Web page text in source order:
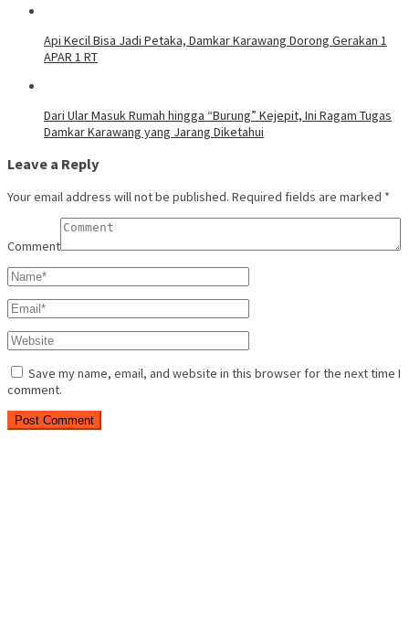
Api Kecil Bisa Jadi Petaka, Damkar Karawang Dorong Gerakan 1
APAR 1 RT
Dari Ular Masuk Rumah hingga “Burung” Kejepit, Ini Ragam Tugas
Damkar Karawang yang Jarang Diketahui
Leave a Reply
Your email address will not be published. Required fields are marked *
Comment
Save my name, email, and website in this browser for the next time I
comment.